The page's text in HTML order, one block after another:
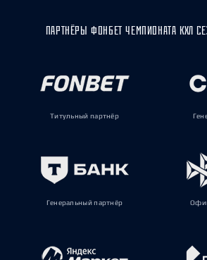
ПАРТНЁРЫ ФОНБЕТ ЧЕМПИОНАТА КХЛ
Титульный партнёр
Генеральный партнёр